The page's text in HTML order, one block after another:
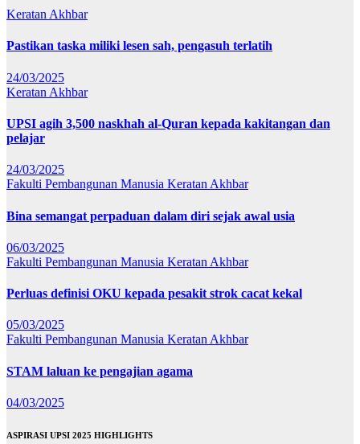
Keratan Akhbar
Pastikan taska miliki lesen sah, pengasuh terlatih
24/03/2025
Keratan Akhbar
UPSI agih 3,500 naskhah al-Quran kepada kakitangan dan
pelajar
24/03/2025
Fakulti Pembangunan Manusia Keratan Akhbar
Bina semangat perpaduan dalam diri sejak awal usia
06/03/2025
Fakulti Pembangunan Manusia Keratan Akhbar
Perluas definisi OKU kepada pesakit strok cacat kekal
05/03/2025
Fakulti Pembangunan Manusia Keratan Akhbar
STAM laluan ke pengajian agama
04/03/2025
ASPIRASI UPSI 2025 HIGHLIGHTS